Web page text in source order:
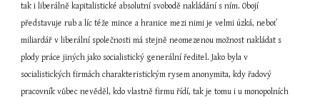
tak i liberálně kapitalistické absolutní svobodě nakládání s ním. Obojí
představuje rub a líc téže mince a hranice mezi nimi je velmi úzká, neboť
miliardář v liberální společnosti má stejně neomezenou možnost nakládat s
plody práce jiných jako socialistický generální ředitel. Jako byla v
socialistických firmách charakteristickým rysem anonymita, kdy řadový
pracovník vůbec nevěděl, kdo vlastně firmu řídí, tak je tomu i u monopolních